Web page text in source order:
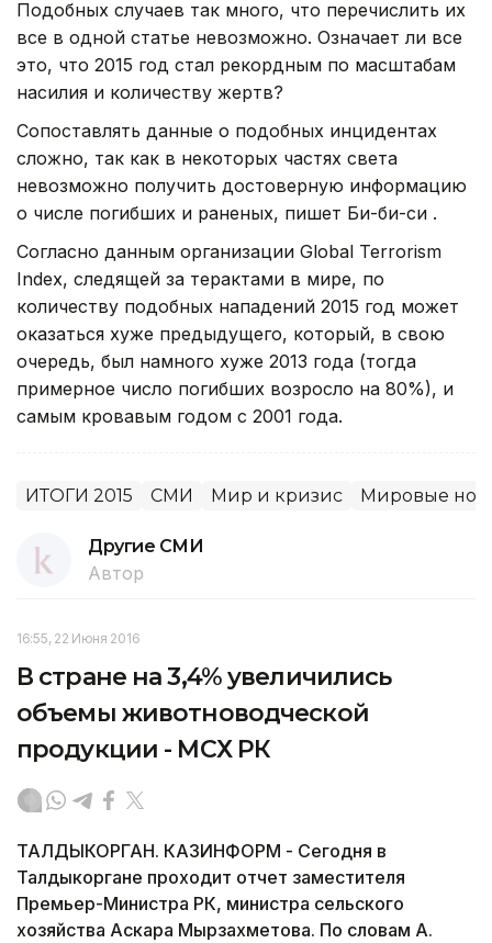
Подобных случаев так много, что перечислить их
все в одной статье невозможно. Означает ли все
это, что 2015 год стал рекордным по масштабам
насилия и количеству жертв?
Сопоставлять данные о подобных инцидентах
сложно, так как в некоторых частях света
невозможно получить достоверную информацию
о числе погибших и раненых, пишет Би-би-си .
Согласно данным организации Global Terrorism
Index, следящей за терактами в мире, по
количеству подобных нападений 2015 год может
оказаться хуже предыдущего, который, в свою
очередь, был намного хуже 2013 года (тогда
примерное число погибших возросло на 80%), и
самым кровавым годом с 2001 года.
ИТОГИ 2015 СМИ Мир и кризис Мировые
Другие СМИ
Автор
16:55, 22 Июня 2016
В стране на 3,4% увеличились
объемы животноводческой
продукции - МСХ РК
ТАЛДЫКОРГАН. КАЗИНФОРМ - Сегодня в
Талдыкоргане проходит отчет заместителя
Премьер-Министра РК, министра сельского
хозяйства Аскара Мырзахметова. По словам А.